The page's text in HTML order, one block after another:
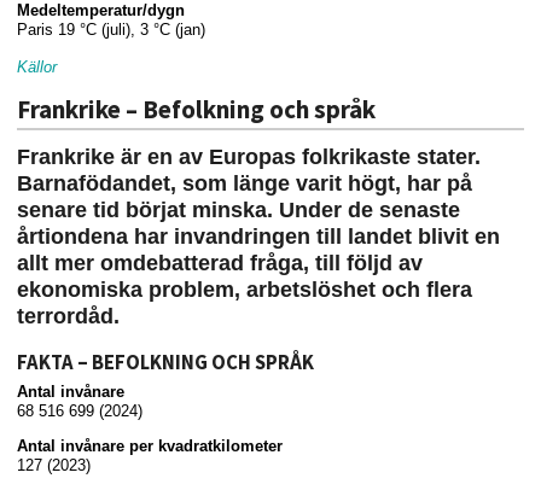
Medeltemperatur/dygn
Paris 19 °C (juli), 3 °C (jan)
Källor
Frankrike – Befolkning och språk
Frankrike är en av Europas folkrikaste stater.
Barnafödandet, som länge varit högt, har på
senare tid börjat minska. Under de senaste
årtiondena har invandringen till landet blivit en
allt mer omdebatterad fråga, till följd av
ekonomiska problem, arbetslöshet och flera
terrordåd.
FAKTA – BEFOLKNING OCH SPRÅK
Antal invånare
68 516 699 (2024)
Antal invånare per kvadratkilometer
127 (2023)